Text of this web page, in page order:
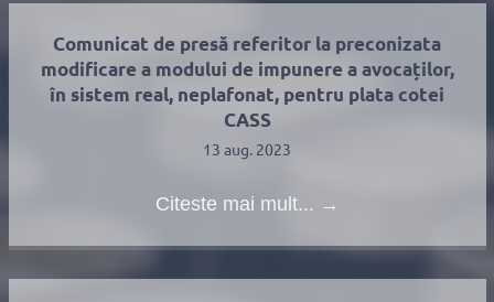
Comunicat de presă referitor la preconizata
modificare a modului de impunere a avocaților,
în sistem real, neplafonat, pentru plata cotei
CASS
13 aug. 2023
Citeste mai mult... →